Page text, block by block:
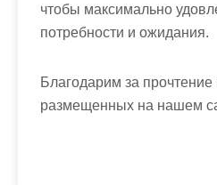
чтобы максимально
потребности и ожидания.
Благодарим за
размещенных на нашем